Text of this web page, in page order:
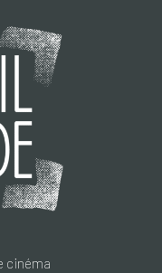
cinéma